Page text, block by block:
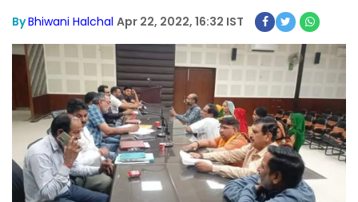
ByBhiwani Halchal Apr 22, 2022, 16:32 IST